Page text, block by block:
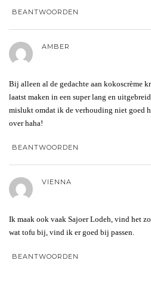
BEANTWOORDEN
AMBER
Bij alleen al de gedachte aan kokoscrème
laatst maken in een super lang en
mislukt omdat ik de verhouding niet goed
over haha!
BEANTWOORDEN
VIENNA
Ik maak ook vaak Sajoer Lodeh, vind het
wat tofu bij, vind ik er goed bij passen.
BEANTWOORDEN